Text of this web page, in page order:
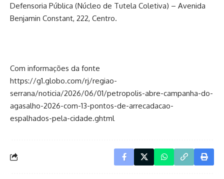
Defensoria Pública (Núcleo de Tutela Coletiva) – Avenida
Benjamin Constant, 222, Centro.
Com informações da fonte
https://g1.globo.com/rj/regiao-
serrana/noticia/2026/06/01/petropolis-abre-campanha-do-
agasalho-2026-com-13-pontos-de-arrecadacao-
espalhados-pela-cidade.ghtml